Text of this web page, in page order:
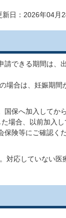
新日：2026年04月
請できる期間は、出
場合は、妊娠期間
国保へ加入してか
場合、以前加入し
保険等にご確認く
対応していない医